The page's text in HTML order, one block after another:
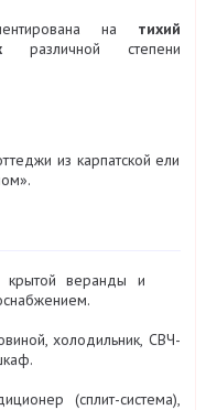
на тихий
различной степени
из карпатской ели
крытой веранды и
холодильник, СВЧ-
(сплит-система),